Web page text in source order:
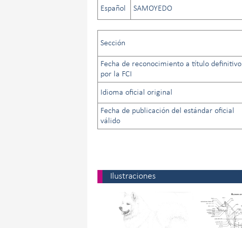
Español SAMOYEDO
Sección
Fecha de reconocimiento a título definitivo
por la FCI
Idioma oficial original
Fecha de publicación del estándar oficial
válido
Ilustraciones